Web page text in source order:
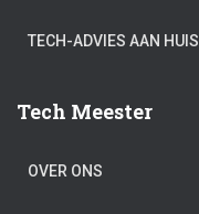
TECH-ADVIES AAN HUIS
Tech Meester
OVER ONS